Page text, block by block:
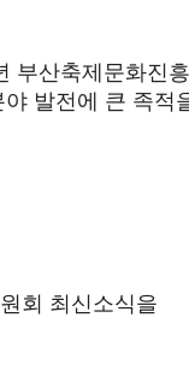
부산축제문화진
발전에 큰 족적
회 최신소식을